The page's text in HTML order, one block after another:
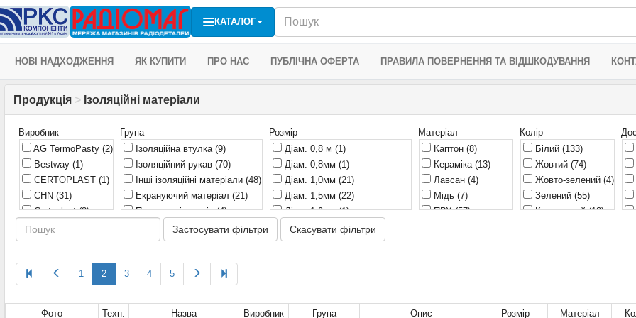
КАТАЛОГ
НОВІ НАДХОДЖЕННЯ ЯК КУПИТИ ПРО НАС ПУБЛІЧНА ОФЕРТА ПРАВИЛА ПОВЕРНЕННЯ ТА ВІДШКОДУВАННЯ
Продукція > Ізоляційні матеріали
Виробник
AG TermoPasty (2)
Bestway (1)
CERTOPLAST (1)
CHN (31)
Certoplast(3)
China
Coroplast(1)
Emos
IEK(1)
Група
Ізоляційна втулка (9)
Ізоляційний рукав (70)
Інші ізоляційні матеріали (48)
Екрануючий матеріал (21)
Паперова ізоляція(4)
Прокладка теплопровідна
(33)
Тефлоновий скотч
(3)
Трубки термоусадочні(422)
0(2)
Розмір
Діам. 0,8 м (1)
Діам. 0,8мм (1)
Діам. 1,0мм (21)
Діам. 1,5мм (22)
Діам. 1,9мм(1)
Діам. 10,0мм(18)
Діам. 10мм(1)
Діам. 13,0мм(8)
Матеріал
Каптон (8)
Кераміка (13)
Лавсан (4)
Мідь (7)
ПВХ(57)
Поліізобутилен(2)
Колір
Білий (133)
Жовтий (74)
Жовто-зелений (4)
Зелений (55)
Коричневий(12)
Застосувати фільтри Скасувати фільтри
1 2 3 4 5
Фото
Техн.
Назва Виробник Група Опис Розмір Матеріал